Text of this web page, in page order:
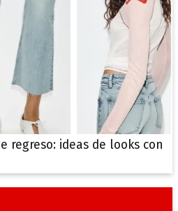
regreso: ideas de looks con